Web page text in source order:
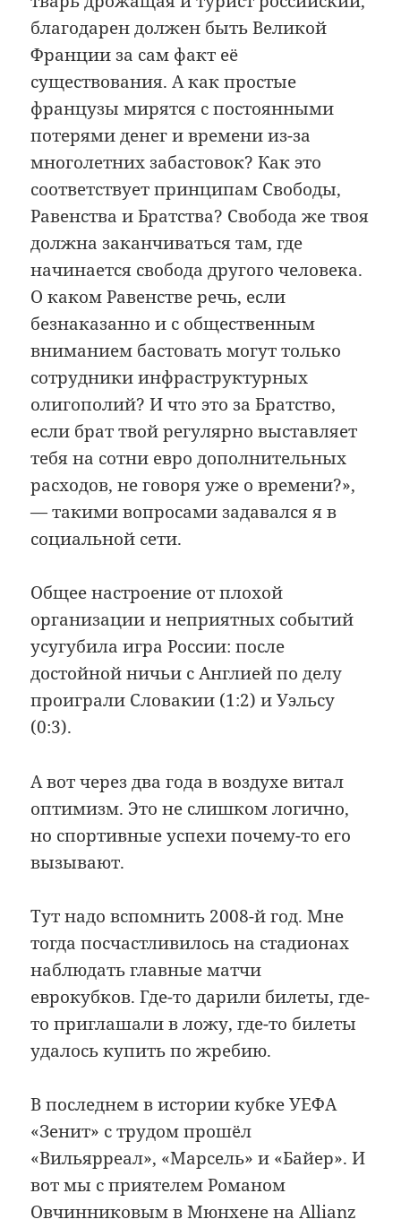
благодарен должен быть Великой
Франции за сам факт её
существования. А как простые
французы мирятся с постоянными
потерями денег и времени из-за
многолетних забастовок? Как это
соответствует принципам Свободы,
Равенства и Братства? Свобода же твоя
должна заканчиваться там, где
начинается свобода другого человека.
О каком Равенстве речь, если
безнаказанно и с общественным
вниманием бастовать могут только
сотрудники инфраструктурных
олигополий? И что это за Братство,
если брат твой регулярно выставляет
тебя на сотни евро дополнительных
расходов, не говоря уже о времени?»,
— такими вопросами задавался я в
социальной сети.
Общее настроение от плохой
организации и неприятных событий
усугубила игра России: после
достойной ничьи с Англией по делу
проиграли Словакии (1:2) и Уэльсу
(0:3).
А вот через два года в воздухе витал
оптимизм. Это не слишком логично,
но спортивные успехи почему-то его
вызывают.
Тут надо вспомнить 2008-й год. Мне
тогда посчастливилось на стадионах
наблюдать главные матчи
еврокубков. Где-то дарили билеты, где-
то приглашали в ложу, где-то билеты
удалось купить по жребию.
В последнем в истории кубке УЕФА
«Зенит» с трудом прошёл
«Вильярреал», «Марсель» и «Байер». И
вот мы с приятелем Романом
Овчинниковым в Мюнхене на Allianz